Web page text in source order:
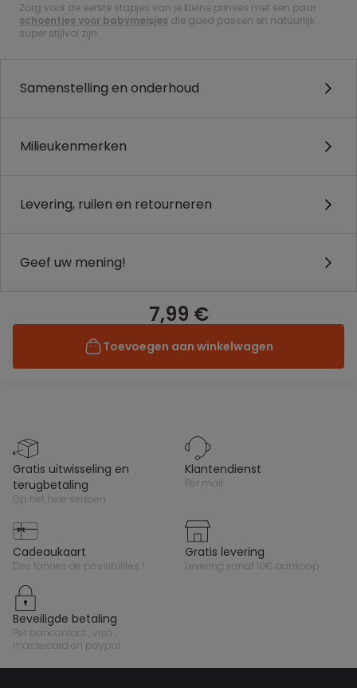
Zorg voor de eerste stapjes van je kleine prinses met een paar
schoentjes voor babymeisjes die goed passen en natuurlijk
super stijlvol zijn.
Samenstelling en onderhoud
Milieukenmerken
Levering, ruilen en retourneren
Geef uw mening!
7,99 €
Toevoegen aan winkelwagen
gratis uitwisseling en
terugbetaling
op het hele seizoen
klantendienst
per mail
cadeaukaart
des tonnes de possibilités !
gratis levering
levering vanaf 10€ aankoop
beveiligde betaling
per bancontact , visa ,
mastercard en paypal